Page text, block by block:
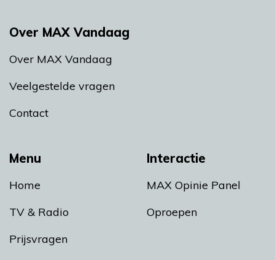
Menu
Home
TV & Radio
Prijsvragen
Interactie
MAX Opinie Panel
Oproepen
Over MAX Vandaag
Over MAX Vandaag
Veelgestelde vragen
Contact